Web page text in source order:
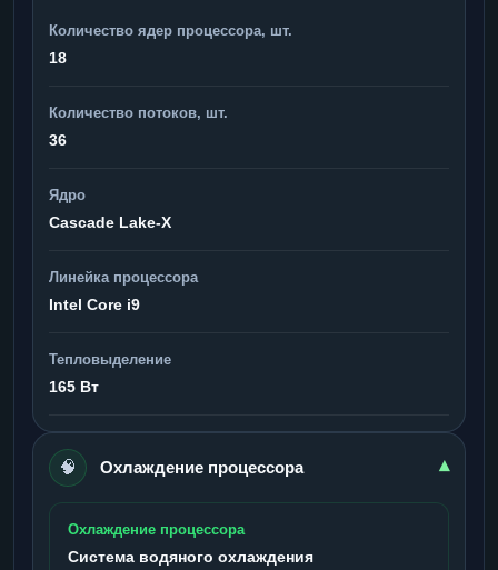
Количество ядер процессора, шт.
18
Количество потоков, шт.
36
Ядро
Cascade Lake-X
Линейка процессора
Intel Core i9
Тепловыделение
165 Вт
🧠 Охлаждение процессора ▾
Охлаждение процессора
Система водяного охлаждения